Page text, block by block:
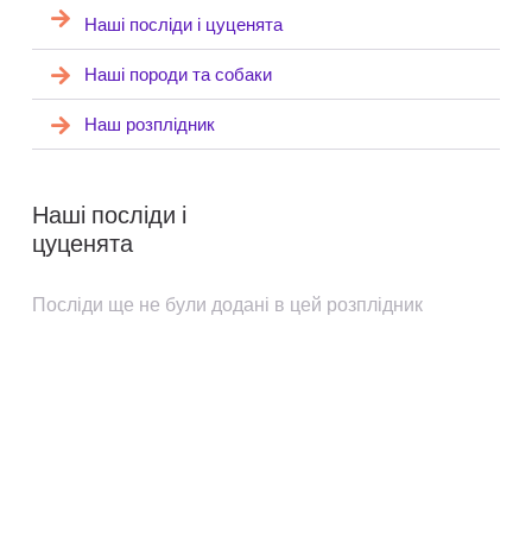
Наші посліди і цуценята
Наші породи та собаки
Наш розплідник
Наші посліди і
цуценята
Посліди ще не були додані в цей розплідник